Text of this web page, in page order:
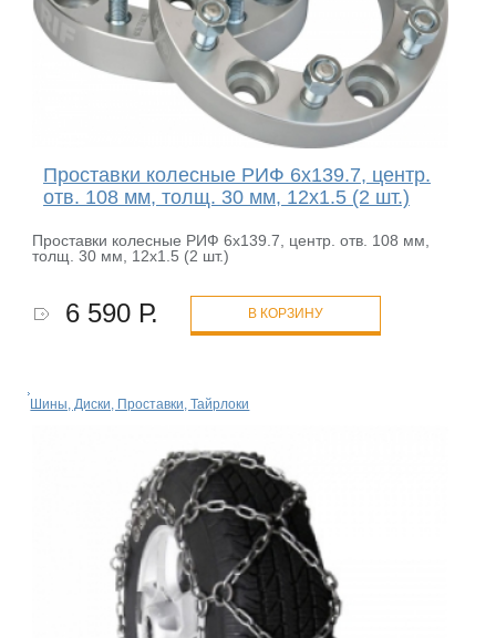
Проставки колесные РИФ 6x139.7, центр.
отв. 108 мм, толщ. 30 мм, 12x1.5 (2 шт.)
Проставки колесные РИФ 6x139.7, центр. отв. 108 мм,
толщ. 30 мм, 12x1.5 (2 шт.)
6 590 Р. В КОРЗИНУ
Шины, Диски, Проставки, Тайрлоки